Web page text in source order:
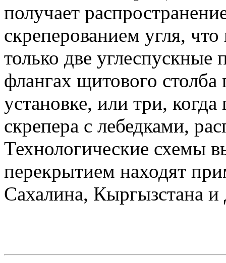
получает
скреперованием угля,
только две
флангах щитового
установке, или три,
скрепера с лебедками,
Технологические схемы
перекрытием находят
Сахалина, Кыргызстана и